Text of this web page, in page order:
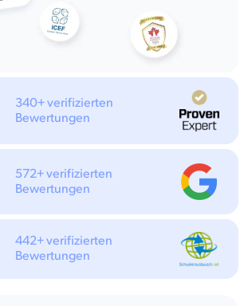
340+ verifizierten
Bewertungen
572+ verifizierten
Bewertungen
442+ verifizierten
Bewertungen